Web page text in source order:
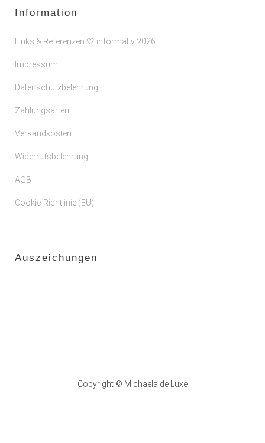
Information
Links & Referenzen 🤍 informativ 2026
Impressum
Datenschutzbelehrung
Zahlungsarten
Versandkosten
Widerrufsbelehrung
AGB
Cookie-Richtlinie (EU)
Auszeichungen
Copyright © Michaela de Luxe